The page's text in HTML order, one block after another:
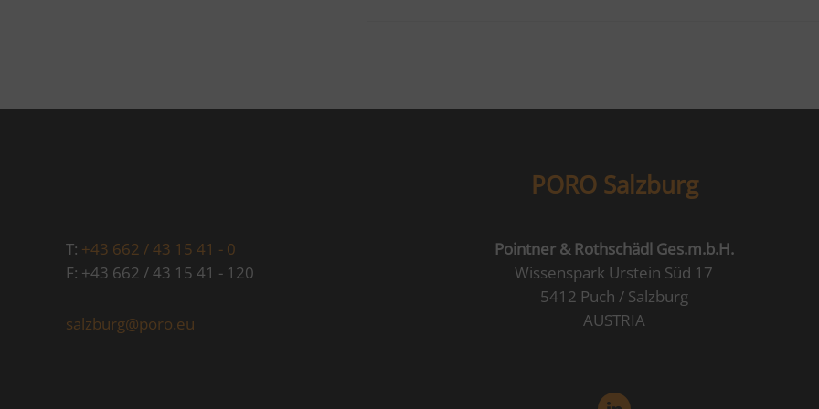
PORO Salzburg
T: +43 662 / 43 15 41 - 0
F: +43 662 / 43 15 41 - 120
salzburg@poro.eu
Pointner & Rothschädl Ges.m.b.H.
Wissenspark Urstein Süd 17
5412 Puch / Salzburg
AUSTRIA